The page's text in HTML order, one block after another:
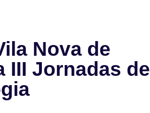
Nova de
III Jornadas de